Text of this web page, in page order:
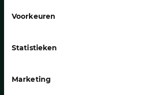
Voorkeuren
Statistieken
Marketing